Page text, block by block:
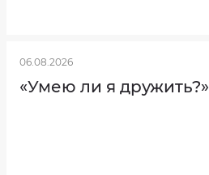
06.08.2026
«Умею ли я дружить?»